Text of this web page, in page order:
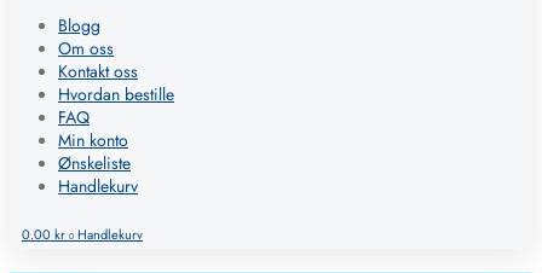
Blogg
Om oss
Kontakt oss
Hvordan bestille
FAQ
Min konto
Ønskeliste
Handlekurv
0.00kr 0 Handlekurv